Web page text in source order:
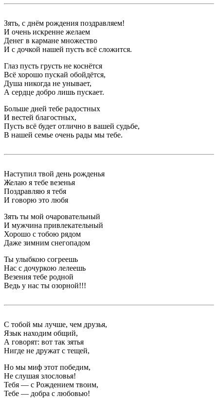
Зять, с днём рождения поздравляем!
И очень искренне желаем
Денег в кармане множество
И с дочкой нашей пусть всё сложится.
Глаз пусть грусть не коснётся
Всё хорошо пускай обойдётся,
Душа никогда не унывает,
А сердце добро лишь пускает.
Больше дней тебе радостных
И вестей благостных,
Пусть всё будет отлично в вашей судьбе,
В нашей семье очень рады мы тебе.
Наступил твой день рожденья
Желаю я тебе везенья
Поздравляю я тебя
И говорю это любя
Зять ты мой очаровательный
И мужчина привлекательный
Хорошо с тобою рядом
Даже зимним снегопадом
Ты улыбкою согреешь
Нас с дочуркою лелеешь
Везения тебе родной
Ведь у нас ты озорной!!!
С тобой мы лучше, чем друзья,
Язык находим общий,
А говорят: вот так зятья
Нигде не дружат с тещей,
Но мы миф этот победим,
Не слушая злословья!
Тебя — с Рождением твоим,
Тебе — добра с любовью!